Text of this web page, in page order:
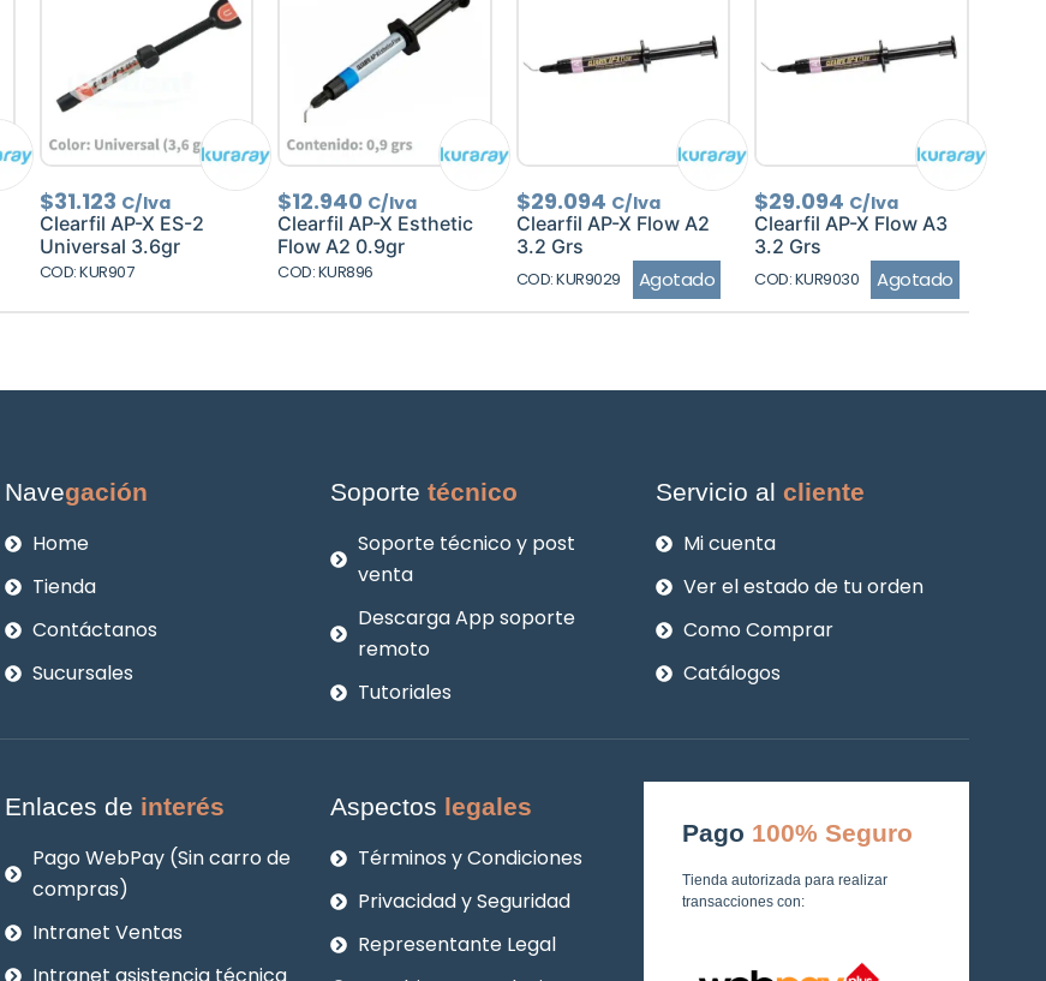
$31.123 C/Iva
Clearfil AP-X ES-2
Universal 3.6gr
COD: KUR907
$12.940 C/Iva
Clearfil AP-X Esthetic
Flow A2 0.9gr
COD: KUR896
$29.094 C/Iva
Clearfil AP-X Flow A2
3.2 Grs
COD: KUR9029 Agotado
$29.094 C/Iva
Clearfil AP-X Flow A3
3.2 Grs
COD: KUR9030 Agotado
Navegación
Home
Tienda
Contáctanos
Sucursales
Soportetécnico
Soporte técnico y post
venta
Descarga App soporte
remoto
Tutoriales
Servicio alcliente
Mi cuenta
Ver el estado de tu orden
Como Comprar
Catálogos
Enlaces de interés
Pago WebPay (Sin carro de
compras)
Intranet Ventas
Intranet asistencia técnica
Aspectos legales
Términos y Condiciones
Privacidad y Seguridad
Representante Legal
Pago 100% Seguro
Tienda autorizada para realizar
transacciones con: